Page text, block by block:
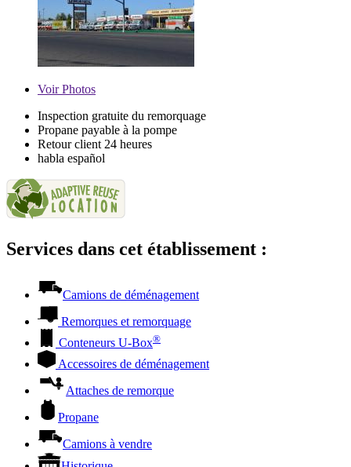
VoirPhotos
Inspection gratuite du remorquage
Propane payable à la pompe
Retour client 24 heures
habla español
Services dans cet établissement :
Camions de déménagement
Remorques et remorquage
Conteneurs U-Box®
Accessoires de déménagement
Attaches de remorque
Propane
Camions à vendre